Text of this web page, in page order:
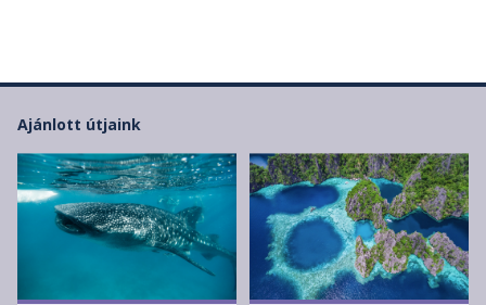
Ajánlott útjaink